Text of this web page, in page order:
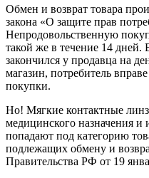
Обмен и возврат товара
закона «О защите прав
Непродовольственную
такой же в течение 14
закончился у продавца на
магазин, потребитель
покупки.
Но! Мягкие контактные
медицинского назначения и
попадают под категорию
подлежащих обмену и
Правительства РФ от 19